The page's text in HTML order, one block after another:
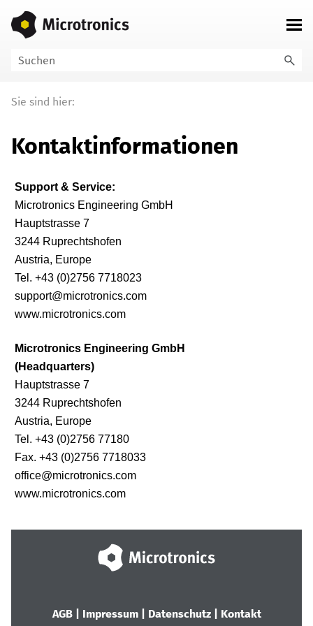
Zu Hauptinhalt springen
Sie sind hier:
Kontaktinformationen
Support & Service:
Microtronics Engineering GmbH
Hauptstrasse 7
3244 Ruprechtshofen
Austria, Europe
Tel. +43 (0)2756 7718023
support@microtronics.com
www.microtronics.com
Microtronics Engineering GmbH
(Headquarters)
Hauptstrasse 7
3244 Ruprechtshofen
Austria, Europe
Tel. +43 (0)2756 77180
Fax. +43 (0)2756 7718033
office@microtronics.com
www.microtronics.com
AGB| Impressum| Datenschutz| Kontakt